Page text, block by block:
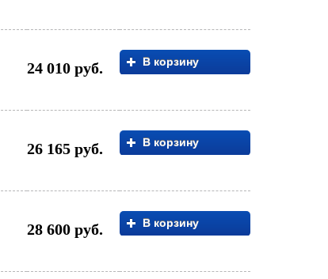
24 010 руб. В корзину
26 165 руб. В корзину
28 600 руб. В корзину